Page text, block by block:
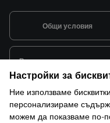
Общи условия
Видове и цена за
Система за лоялни
Настройки за
Ние използваме
персонализираме
можем да показваме по-